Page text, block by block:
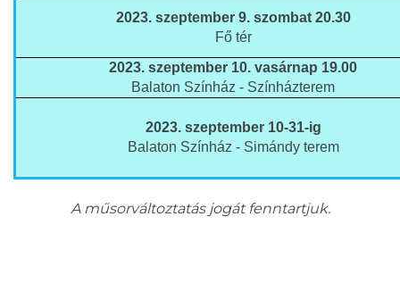
2023. szeptember 9. szombat 20.30
Fő tér
2023. szeptember 10. vasárnap 19.00
Balaton Színház - Színházterem
2023. szeptember 10-31-ig
Balaton Színház - Simándy terem
A műsorváltoztatás jogát fenntartjuk.